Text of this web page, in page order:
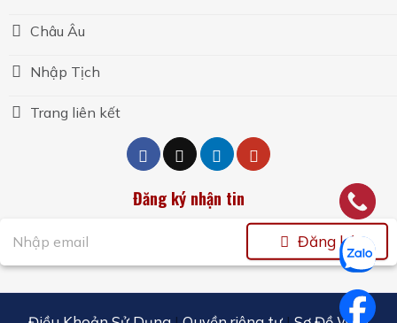
Châu Âu
Nhập Tịch
Trang liên kết
Đăng ký nhận tin
Đăng ký